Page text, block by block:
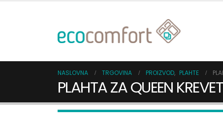
NASLOVNA TRGOVINA PROIZVOD, PLAHTE
PLAHTA ZA QUEEN